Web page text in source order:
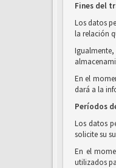
Fines del
Los datos
la relación
En el
dará a la
Períodos
Los datos
solicite su
En el
utilizados